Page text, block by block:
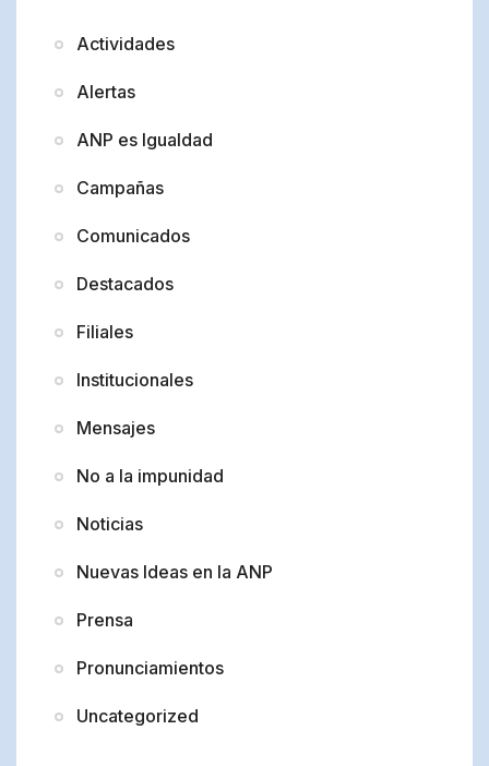
Actividades
Alertas
ANP es Igualdad
Campañas
Comunicados
Destacados
Filiales
Institucionales
Mensajes
No a la impunidad
Noticias
Nuevas Ideas en la ANP
Prensa
Pronunciamientos
Uncategorized